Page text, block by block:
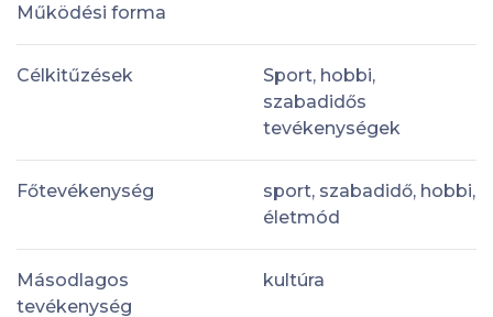
Működési forma
Célkitűzések
Sport, hobbi,
szabadidős
tevékenységek
Főtevékenység
sport, szabadidő, hobbi,
életmód
Másodlagos
tevékenység
kultúra